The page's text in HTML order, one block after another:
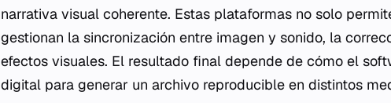
narrativa visual coherente. Estas plataformas no solo
gestionan la sincronización entre imagen y sonido, la
efectos visuales. El resultado final depende de cómo el
digital para generar un archivo reproducible en distintos